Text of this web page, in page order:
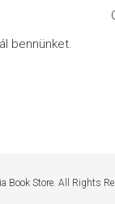
bennünket.
Book Store. All Rights